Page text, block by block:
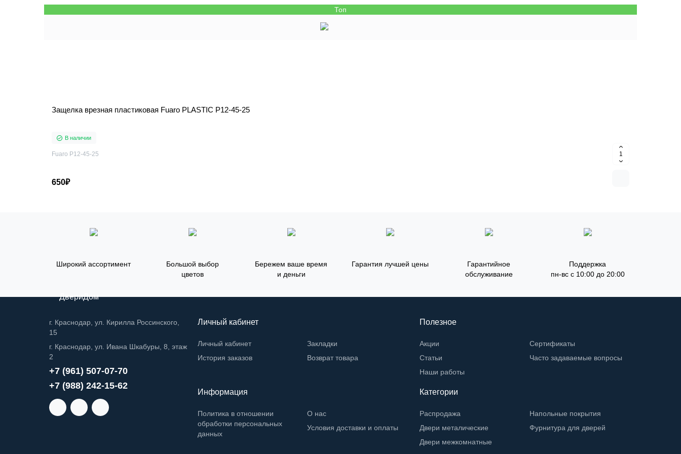
Топ
Защелка врезная пластиковая Fuaro PLASTIC P12-45-25
В наличии
Fuaro P12-45-25
650₽
Широкий ассортимент
Большой выбор
цветов
Бережем ваше время
и деньги
Гарантия лучшей цены
Гарантийное
обслуживание
Поддержка
пн-вс с 10:00 до 20:00
ДвериДом
г. Краснодар, ул. Кирилла Россинского,
15
г. Краснодар, ул. Ивана Шкабуры, 8, этаж
2
+7 (961) 507-07-70
+7 (988) 242-15-62
Личный кабинет
Личный кабинет
История заказов
Закладки
Возврат товара
Полезное
Акции
Статьи
Наши работы
Сертификаты
Часто задаваемые вопросы
Информация
Политика в отношении
обработки персональных
данных
О нас
Условия доставки и оплаты
Категории
Распродажа
Двери металические
Двери межкомнатные
Напольные покрытия
Фурнитура для дверей